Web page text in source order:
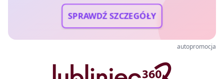
SPRAWDŹ SZCZEGÓŁY
autopromocja